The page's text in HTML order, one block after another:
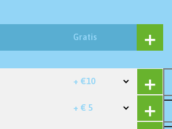
Gratis
+ €10
+ € 5